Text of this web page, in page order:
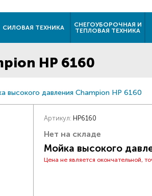
СИЛОВАЯ ТЕХНИКА
СНЕГОУБОРОЧНАЯ И
ТЕПЛОВАЯ ТЕХНИКА
HP 6160
высокого давления Champion HP 6160
Артикул: HP6160
Нет на складе
Мойка высокого
Цена не является окончательной,